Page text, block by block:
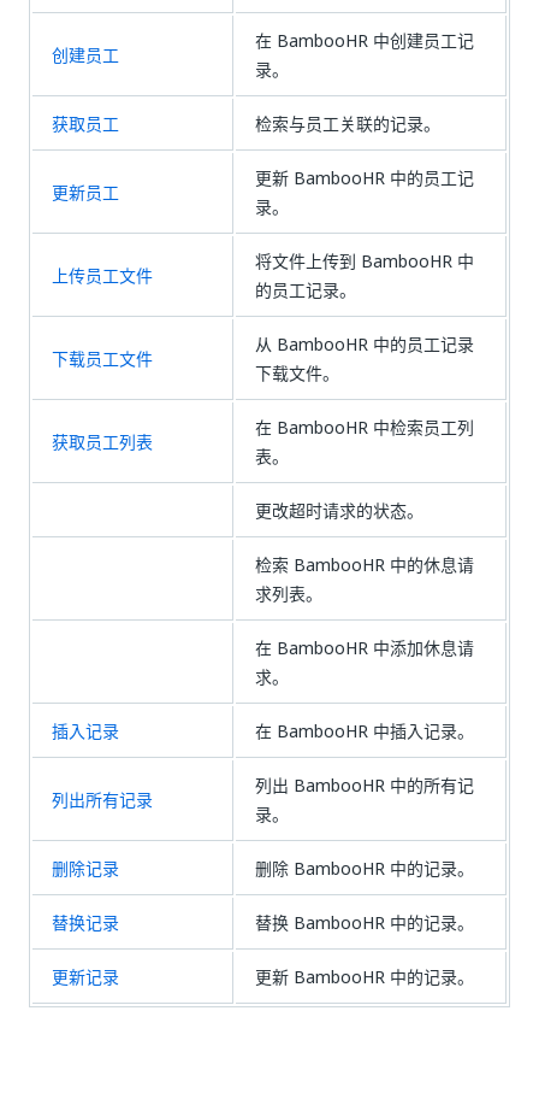
创建员工
在 BambooHR 中创建员工记
录。
获取员工 检索与员工关联的记录。
更新员工
更新 BambooHR 中的员工记
录。
上传员工文件
将文件上传到 BambooHR 中
的员工记录。
下载员工文件
从 BambooHR 中的员工记录
下载文件。
获取员工列表
在 BambooHR 中检索员工列
表。
更改超时请求的状态。
检索 BambooHR 中的休息请
求列表。
在 BambooHR 中添加休息请
求。
插入记录 在 BambooHR 中插入记录。
列出所有记录
列出 BambooHR 中的所有记
录。
删除记录 删除 BambooHR 中的记录。
替换记录 替换 BambooHR 中的记录。
更新记录 更新 BambooHR 中的记录。